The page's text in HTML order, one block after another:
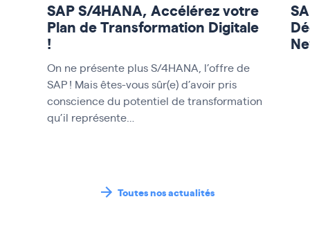
Toutes nos actualités
SAP S/4HANA, Accélérez votre
Plan de Transformation Digitale
!
On ne présente plus S/4HANA, l’offre de
SAP ! Mais êtes-vous sûr(e) d’avoir pris
conscience du potentiel de transformation
qu’il représente…